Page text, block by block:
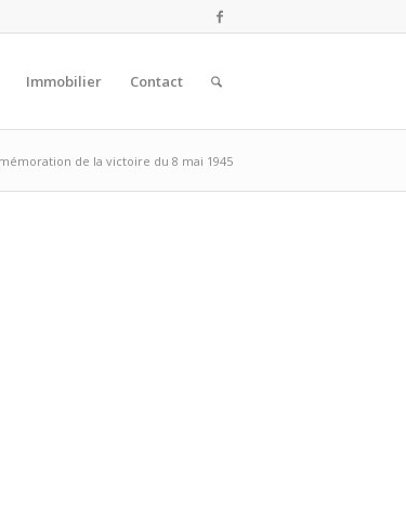
Immobilier Contact
de la victoire du 8 mai 1945